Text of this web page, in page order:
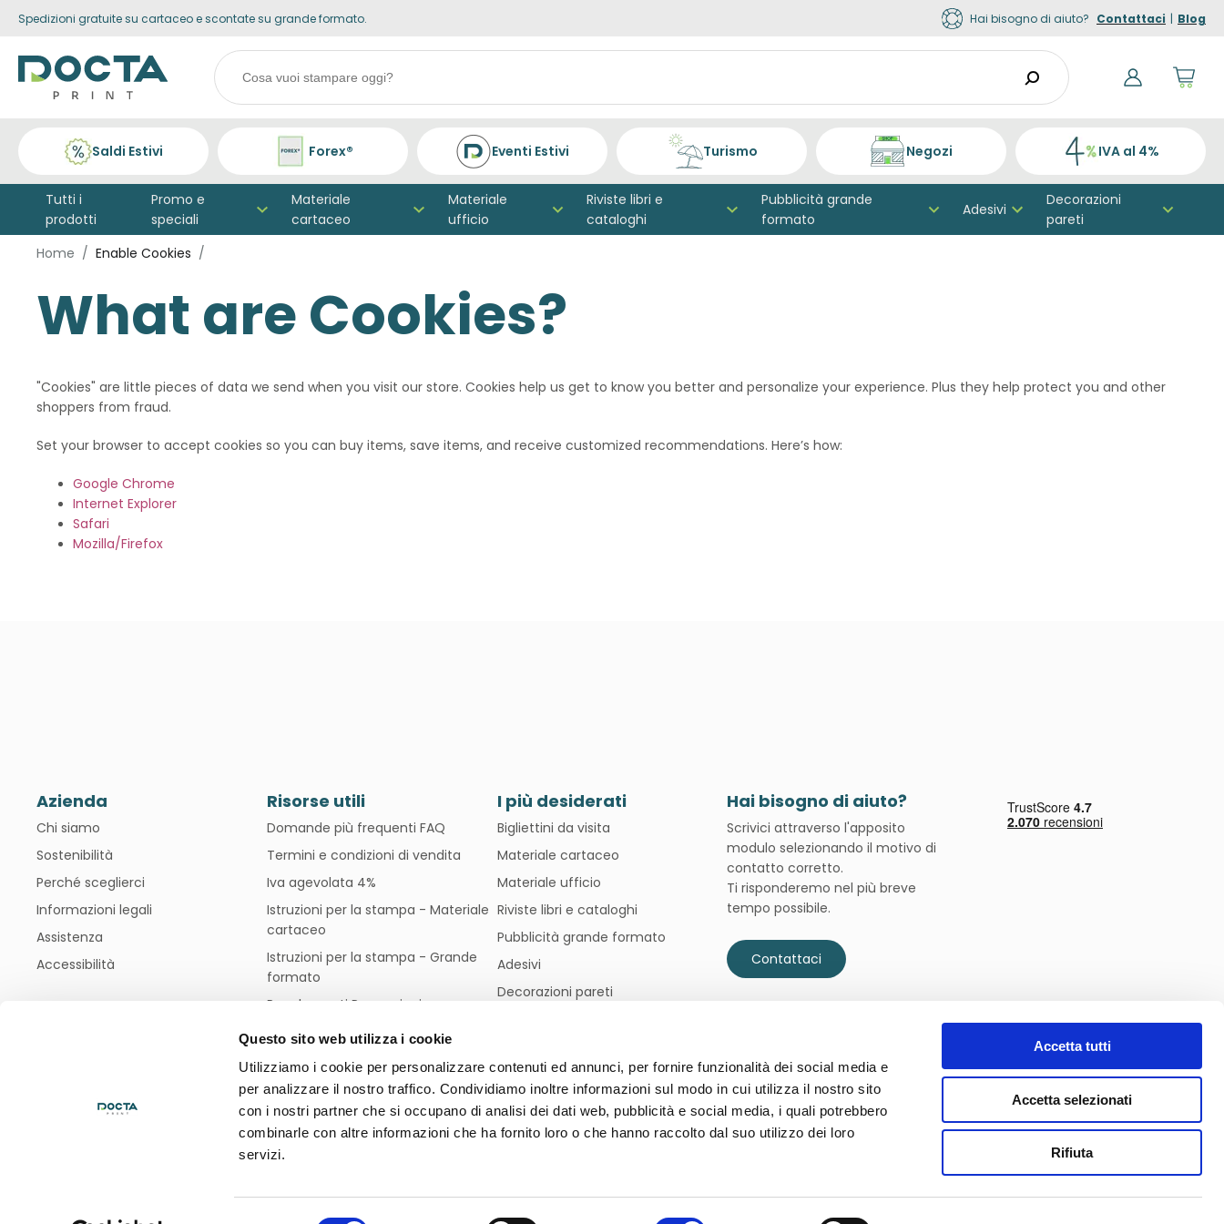
Questo sito web utilizza i cookie
Utilizziamo i cookie per personalizzare contenuti ed annunci, per fornire funzionalità dei social media e
per analizzare il nostro traffico. Condividiamo inoltre informazioni sul modo in cui utilizza il nostro sito
con i nostri partner che si occupano di analisi dei dati web, pubblicità e social media, i quali potrebbero
combinarle con altre informazioni che ha fornito loro o che hanno raccolto dal suo utilizzo dei loro
servizi.
Accetta tutti
Accetta selezionati
Rifiuta
Skip to
Spedizioni gratuite su cartaceo e scontate su grande formato. Hai bisogno di aiuto? Contattaci | Blog
Search
products
Saldi Estivi Forex® Eventi Estivi Turismo Negozi IVA al 4%
Tutti i
prodotti
Promo e
speciali
Materiale
cartaceo
Materiale
ufficio
Riviste libri e
cataloghi
Pubblicità grande
formato
Adesivi
Decorazioni
pareti
Home
Enable Cookies
What are Cookies?
"Cookies" are little pieces of data we send when you visit our store. Cookies help us get to know you better and personalize your experience. Plus they help protect you and other
shoppers from fraud.
Set your browser to accept cookies so you can buy items, save items, and receive customized recommendations. Here’s how:
Google Chrome
Internet Explorer
Safari
Mozilla/Firefox
Azienda
Chi siamo
Sostenibilità
Perché sceglierci
Informazioni legali
Assistenza
Accessibilità
Risorse utili
Domande più frequenti FAQ
Termini e condizioni di vendita
Iva agevolata 4%
Istruzioni per la stampa - Materiale
cartaceo
Istruzioni per la stampa - Grande
formato
Regolamenti Promozioni
Blog
I più desiderati
Bigliettini da visita
Materiale cartaceo
Materiale ufficio
Riviste libri e cataloghi
Pubblicità grande formato
Adesivi
Decorazioni pareti
Hai bisogno di aiuto?
Scrivici attraverso l'apposito
modulo selezionando il motivo di
contatto corretto.
Ti risponderemo nel più breve
tempo possibile.
Contattaci
Modalità di
Spedizioni affidate a